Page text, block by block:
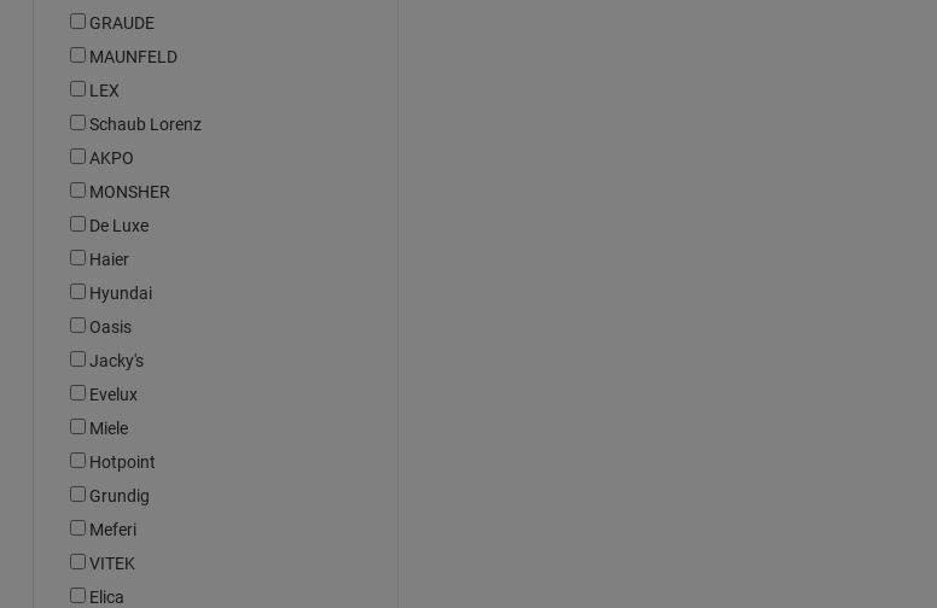
GRAUDE
MAUNFELD
LEX
Schaub Lorenz
AKPO
MONSHER
De Luxe
Haier
Hyundai
Oasis
Jacky's
Evelux
Miele
Hotpoint
Grundig
Meferi
VITEK
Elica